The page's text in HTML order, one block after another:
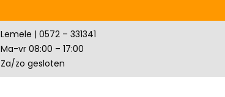
Lemele | 0572 – 331341
Ma-vr 08:00 – 17:00
Za/zo gesloten